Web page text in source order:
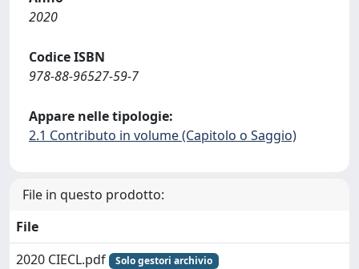
2020
Codice ISBN
978-88-96527-59-7
Appare nelle tipologie:
2.1 Contributo in volume (Capitolo o Saggio)
File in questo prodotto:
File
2020 CIECL.pdf
Solo gestori archivio